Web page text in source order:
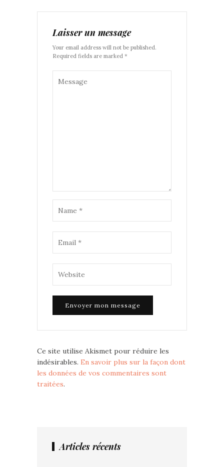
Laisser un message
Your email address will not be published.
Required fields are marked *
Ce site utilise Akismet pour réduire les
indésirables. En savoir plus sur la façon dont
les données de vos commentaires sont
traitées.
Articles récents